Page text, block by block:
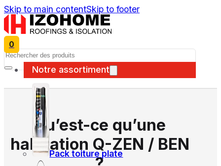
Skip to main contentSkip to footer
0
Notre assortiment
Pack toiture plate
Search
Qu’est-ce qu’une
habitation Q-ZEN / BEN